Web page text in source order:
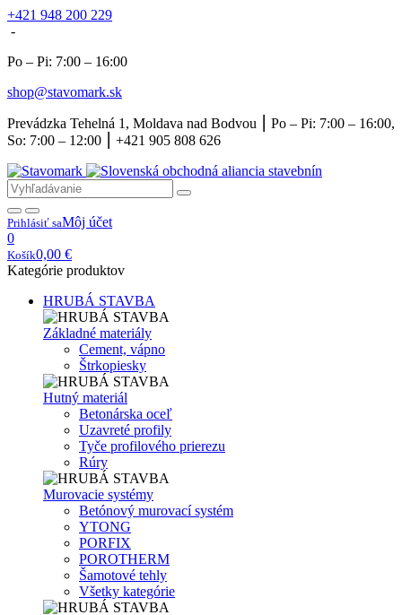
+421 948 200 229
-
Po – Pi: 7:00 – 16:00
shop@stavomark.sk
Prevádzka Tehelná 1, Moldava nad Bodvou ⎮ Po – Pi: 7:00 – 16:00,
So: 7:00 – 12:00 ⎮ +421 905 808 626
Prihlásiť saMôj účet
0
Košík0,00 €
Kategórie produktov
HRUBÁ STAVBA
Základné materiály
Cement, vápno
Štrkopiesky
Hutný materiál
Betonárska oceľ
Uzavreté profily
Tyče profilového prierezu
Rúry
Murovacie systémy
Betónový murovací systém
YTONG
PORFIX
POROTHERM
Šamotové tehly
Všetky kategórie